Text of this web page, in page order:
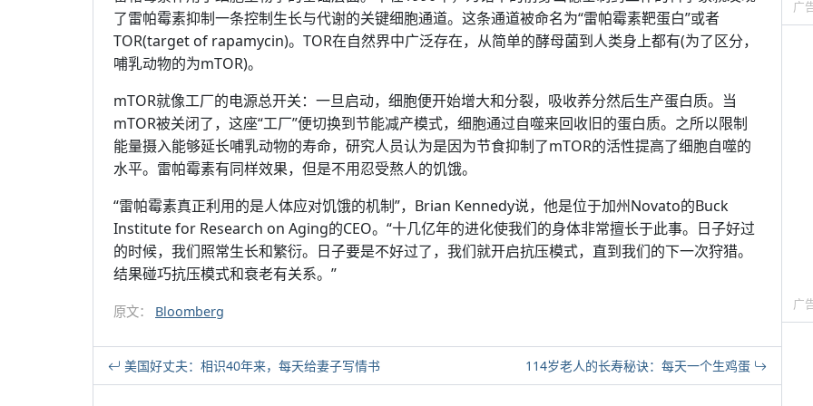
了雷帕霉素抑制一条控制生长与代谢的关键细胞通道。这条通道被命名为“雷帕霉素靶蛋白”或者
TOR(target of rapamycin)。TOR在自然界中广泛存在，从简单的酵母菌到人类身上都有(为了区分，
哺乳动物的为mTOR)。
mTOR就像工厂的电源总开关：一旦启动，细胞便开始增大和分裂，吸收养分然后生产蛋白质。当
mTOR被关闭了，这座“工厂”便切换到节能减产模式，细胞通过自噬来回收旧的蛋白质。之所以限制
能量摄入能够延长哺乳动物的寿命，研究人员认为是因为节食抑制了mTOR的活性提高了细胞自噬的
水平。雷帕霉素有同样效果，但是不用忍受熬人的饥饿。
“雷帕霉素真正利用的是人体应对饥饿的机制”，Brian Kennedy说，他是位于加州Novato的Buck
Institute for Research on Aging的CEO。“十几亿年的进化使我们的身体非常擅长于此事。日子好过
的时候，我们照常生长和繁衍。日子要是不好过了，我们就开启抗压模式，直到我们的下一次狩猎。
结果碰巧抗压模式和衰老有关系。”
原文： Bloomberg
美国好丈夫：相识40年来，每天给妻子写情书 114岁老人的长寿秘诀：每天一个生鸡蛋
广
广